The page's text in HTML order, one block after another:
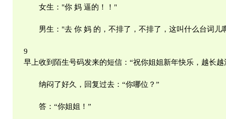
女生："你 妈 逼的！！"
男生："去 你 妈 的，不排了，不排了，这叫什么台词儿
9
早上收到陌生号码发来的短信：“祝你姐姐新年快乐，越长越
纳闷了好久，回复过去：“你哪位？”
答：“你姐姐！”